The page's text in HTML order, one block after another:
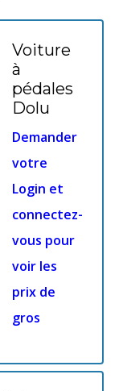
Voiture
à
pédales
Dolu
Demander
votre
Login et
connectez-
vous pour
voir les
prix de
gros